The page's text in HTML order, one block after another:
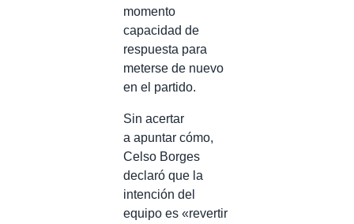
momento
capacidad de
respuesta para
meterse de nuevo
en el partido.
Sin acertar
a apuntar cómo,
Celso Borges
declaró que la
intención del
equipo es «revertir